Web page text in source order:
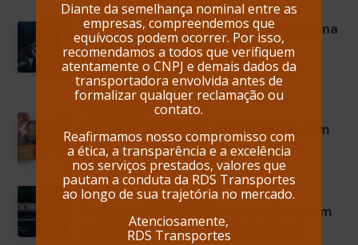
JAN. 22, 2025
O Impacto do Custo de Combustíveis na
Logística em 2025: Eficiência,
Sustentabilidade e o Papel das
Transportadoras
RDS Transportes e o compromisso com
a proteção de meninas e meninos
contra a exploração sexual
NOV. 13, 2024
Fenatran 2024: RDS Conectando-se com
o Futuro do Transporte Rodoviário
Diante da semelhança nominal entre as
empresas, compreendemos que
equívocos podem ocorrer. Por isso,
recomendamos a todos que verifiquem
atentamente o CNPJ e demais dados da
transportadora envolvida antes de
formalizar qualquer reclamação ou
contato.
Reafirmamos nosso compromisso com
a ética, a transparência e a excelência
nos serviços prestados, valores que
pautam a conduta da RDS Transportes
ao longo de sua trajetória no mercado.
Atenciosamente,
RDS Transportes